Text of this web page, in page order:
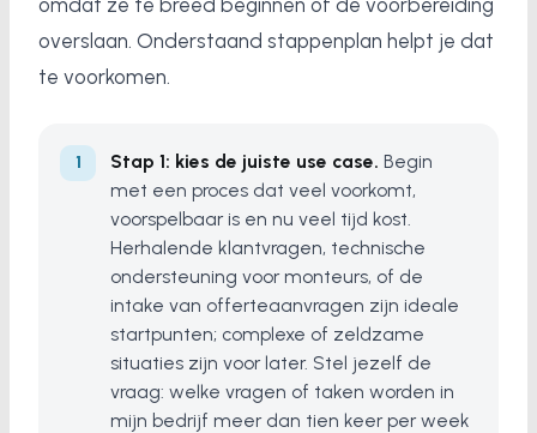
omdat ze te breed beginnen of de voorbereiding
overslaan. Onderstaand stappenplan helpt je dat
te voorkomen.
Stap 1: kies de juiste use case. Begin
met een proces dat veel voorkomt,
voorspelbaar is en nu veel tijd kost.
Herhalende klantvragen, technische
ondersteuning voor monteurs, of de
intake van offerteaanvragen zijn ideale
startpunten; complexe of zeldzame
situaties zijn voor later. Stel jezelf de
vraag: welke vragen of taken worden in
mijn bedrijf meer dan tien keer per week